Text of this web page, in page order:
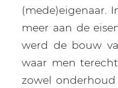
(mede)eigenaar.
meer aan de
werd de bouw
waar men
zowel